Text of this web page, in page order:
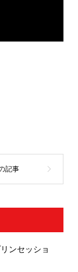
ンセッショ